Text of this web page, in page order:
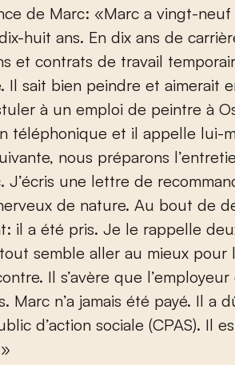
de Marc: «Marc a vingt-
huit ans. En dix ans de
et contrats de travail
Il sait bien peindre et aimerait
à un emploi de peintre à
téléphonique et il appelle lui-
nous préparons
J’écris une lettre de
de nature. Au bout de
il a été pris. Je le rappelle
semble aller au mieux pour
Il s’avère que
Marc n’a jamais été payé. Il a
d’action sociale (CPAS). Il